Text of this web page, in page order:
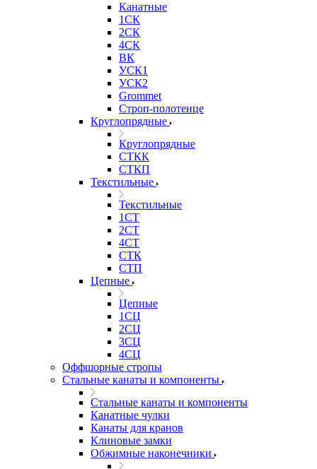
Канатные
1СК
2СК
4СК
ВК
УСК1
УСК2
Grommet
Строп-полотенце
Круглопрядные
Круглопрядные
СТКК
СТКП
Текстильные
Текстильные
1СТ
2СТ
4СТ
СТК
СТП
Цепные
Цепные
1СЦ
2СЦ
3СЦ
4СЦ
Оффшорные стропы
Стальные канаты и компоненты
Стальные канаты и компоненты
Канатные чулки
Канаты для кранов
Клиновые замки
Обжимные наконечники